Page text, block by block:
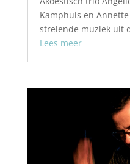
Kamphuis en
strelende muziek uit
Lees meer